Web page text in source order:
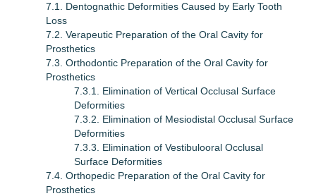
7.1. Dentognathic Deformities Caused by Early Tooth
Loss
7.2. Verapeutic Preparation of the Oral Cavity for
Prosthetics
7.3. Orthodontic Preparation of the Oral Cavity for
Prosthetics
7.3.1. Elimination of Vertical Occlusal Surface
Deformities
7.3.2. Elimination of Mesiodistal Occlusal Surface
Deformities
7.3.3. Elimination of Vestibulooral Occlusal
Surface Deformities
7.4. Orthopedic Preparation of the Oral Cavity for
Prosthetics